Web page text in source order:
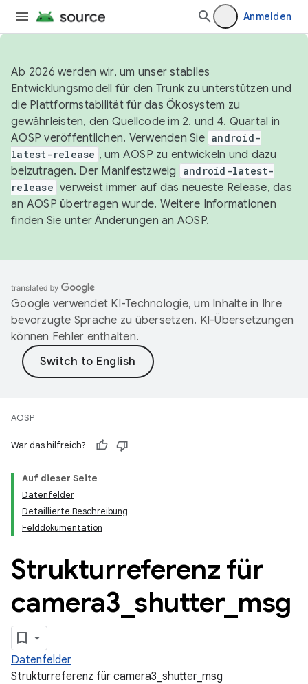
Anmelden
Ab 2026 werden wir, um unser stabiles
Entwicklungsmodell für den Trunk zu unterstützen und
die Plattformstabilität für das Ökosystem zu
gewährleisten, den Quellcode im 2. und 4. Quartal in
AOSP veröffentlichen. Verwenden Sie android-
latest-release , um AOSP zu entwickeln und dazu
beizutragen. Der Manifestzweig
android-latest-
release verweist immer auf das neueste Release, das
an AOSP übertragen wurde. Weitere Informationen
finden Sie unterÄnderungen an AOSP.
Google verwendet KI-Technologie, um Inhalte in Ihre
bevorzugte Sprache zu übersetzen. KI-Übersetzungen
können Fehler enthalten.
AOSP
War das hilfreich?
Auf dieser Seite
Datenfelder
Detaillierte Beschreibung
Felddokumentation
Strukturreferenz für
camera3 shutter_ msg
Datenfelder
Strukturreferenz für camera3_shutter_msg